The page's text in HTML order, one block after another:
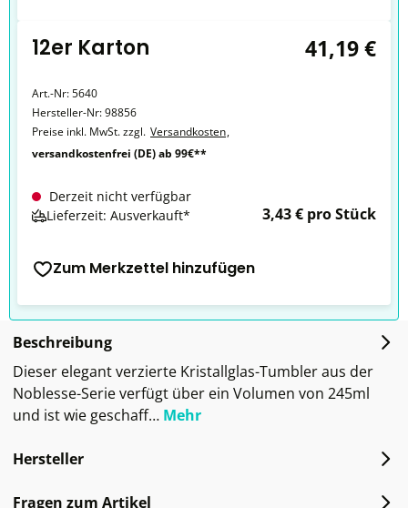
12er Karton 41,19 €
Art.-Nr:5640
Hersteller-Nr:98856
Preise inkl. MwSt. zzgl. Versandkosten,
versandkostenfrei (DE) ab 99€**
Derzeit nicht verfügbar
Lieferzeit: Ausverkauft*
3,43 € pro Stück
Zum Merkzettel hinzufügen
Beschreibung
Dieser elegant verzierte Kristallglas-Tumbler aus der
Noblesse-Serie verfügt über ein Volumen von 245ml
und ist wie geschaff… Mehr
Hersteller
Fragen zum Artikel